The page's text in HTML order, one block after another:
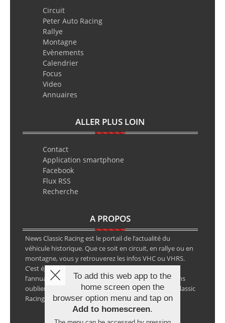
Circuit
Peter Auto Racing
Rallye
Montagne
Evènements
Calendrier
Focus
Video
Annuaires
ALLER PLUS LOIN
Contact
Application smartphone
Facebook
Flux RSS
Recherche
A PROPOS
News Classic Racing est le portail de l’actualité du
véhicule historique. Que ce soit en circuit, en rallye ou en
montagne, vous y retrouverez les infos VHC ou VHRS.
C’est également le calendrier des épreuves ainsi que
l’annuaire des spécialistes de la voiture ancienne, sans
oublier les petites annonces avec notre partenaire Classic
Racing Annonces.
To add this web app to the
home screen open the
browser option menu and tap on
Add to homescreen.